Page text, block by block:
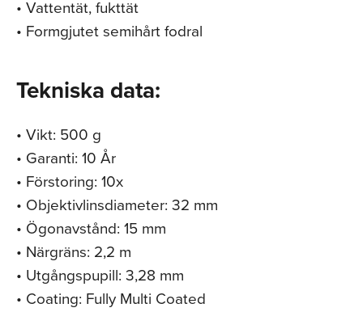
• Vattentät, fukttät
• Formgjutet semihårt fodral
Tekniska data:
• Vikt: 500 g
• Garanti: 10 År
• Förstoring: 10x
• Objektivlinsdiameter: 32 mm
• Ögonavstånd: 15 mm
• Närgräns: 2,2 m
• Utgångspupill: 3,28 mm
• Coating: Fully Multi Coated